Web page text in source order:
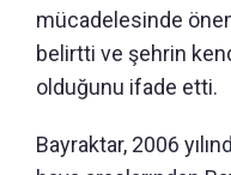
mücadelesinde
belirtti ve şehrin
olduğunu ifade etti.
Bayraktar, 2006